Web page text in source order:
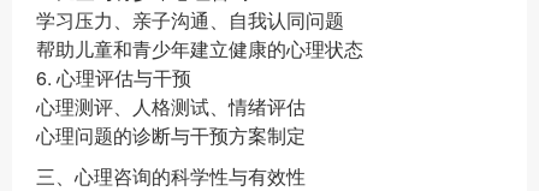
学习压力、亲子沟通、自我认同问题
帮助儿童和青少年建立健康的心理状态
6. 心理评估与干预
心理测评、人格测试、情绪评估
心理问题的诊断与干预方案制定
三、心理咨询的科学性与有效性